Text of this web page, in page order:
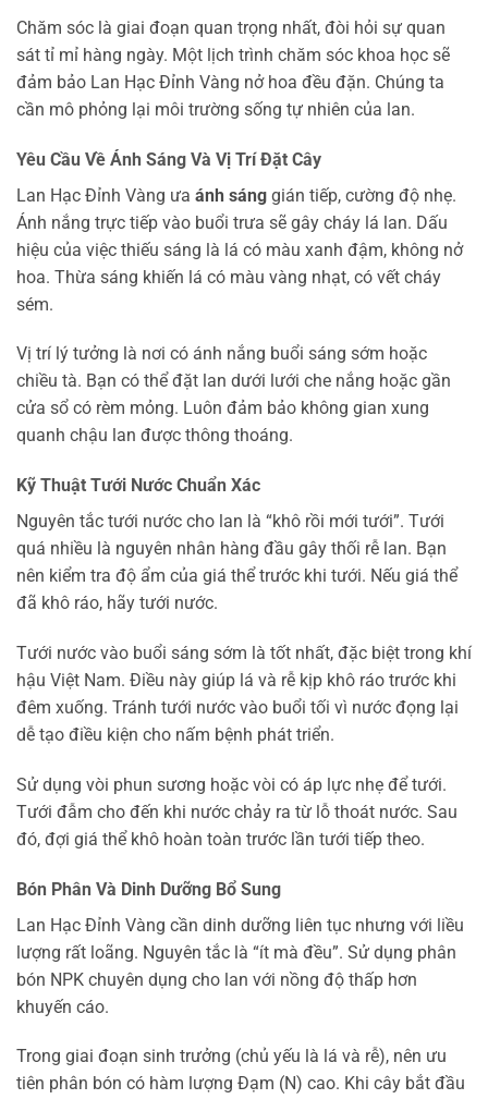
Chăm sóc là giai đoạn quan trọng nhất, đòi hỏi sự quan
sát tỉ mỉ hàng ngày. Một lịch trình chăm sóc khoa học sẽ
đảm bảo Lan Hạc Đỉnh Vàng nở hoa đều đặn. Chúng ta
cần mô phỏng lại môi trường sống tự nhiên của lan.
Yêu Cầu Về Ánh Sáng Và Vị Trí Đặt Cây
Lan Hạc Đỉnh Vàng ưa ánh sáng gián tiếp, cường độ nhẹ.
Ánh nắng trực tiếp vào buổi trưa sẽ gây cháy lá lan. Dấu
hiệu của việc thiếu sáng là lá có màu xanh đậm, không nở
hoa. Thừa sáng khiến lá có màu vàng nhạt, có vết cháy
sém.
Vị trí lý tưởng là nơi có ánh nắng buổi sáng sớm hoặc
chiều tà. Bạn có thể đặt lan dưới lưới che nắng hoặc gần
cửa sổ có rèm mỏng. Luôn đảm bảo không gian xung
quanh chậu lan được thông thoáng.
Kỹ Thuật Tưới Nước Chuẩn Xác
Nguyên tắc tưới nước cho lan là “khô rồi mới tưới”. Tưới
quá nhiều là nguyên nhân hàng đầu gây thối rễ lan. Bạn
nên kiểm tra độ ẩm của giá thể trước khi tưới. Nếu giá thể
đã khô ráo, hãy tưới nước.
Tưới nước vào buổi sáng sớm là tốt nhất, đặc biệt trong khí
hậu Việt Nam. Điều này giúp lá và rễ kịp khô ráo trước khi
đêm xuống. Tránh tưới nước vào buổi tối vì nước đọng lại
dễ tạo điều kiện cho nấm bệnh phát triển.
Sử dụng vòi phun sương hoặc vòi có áp lực nhẹ để tưới.
Tưới đẫm cho đến khi nước chảy ra từ lỗ thoát nước. Sau
đó, đợi giá thể khô hoàn toàn trước lần tưới tiếp theo.
Bón Phân Và Dinh Dưỡng Bổ Sung
Lan Hạc Đỉnh Vàng cần dinh dưỡng liên tục nhưng với liều
lượng rất loãng. Nguyên tắc là “ít mà đều”. Sử dụng phân
bón NPK chuyên dụng cho lan với nồng độ thấp hơn
khuyến cáo.
Trong giai đoạn sinh trưởng (chủ yếu là lá và rễ), nên ưu
tiên phân bón có hàm lượng Đạm (N) cao. Khi cây bắt đầu